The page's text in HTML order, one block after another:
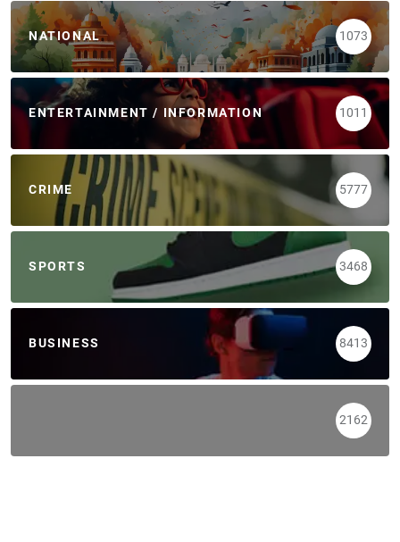
NATIONAL 1073
ENTERTAINMENT / INFORMATION 1011
CRIME 5777
SPORTS 3468
BUSINESS 8413
2162